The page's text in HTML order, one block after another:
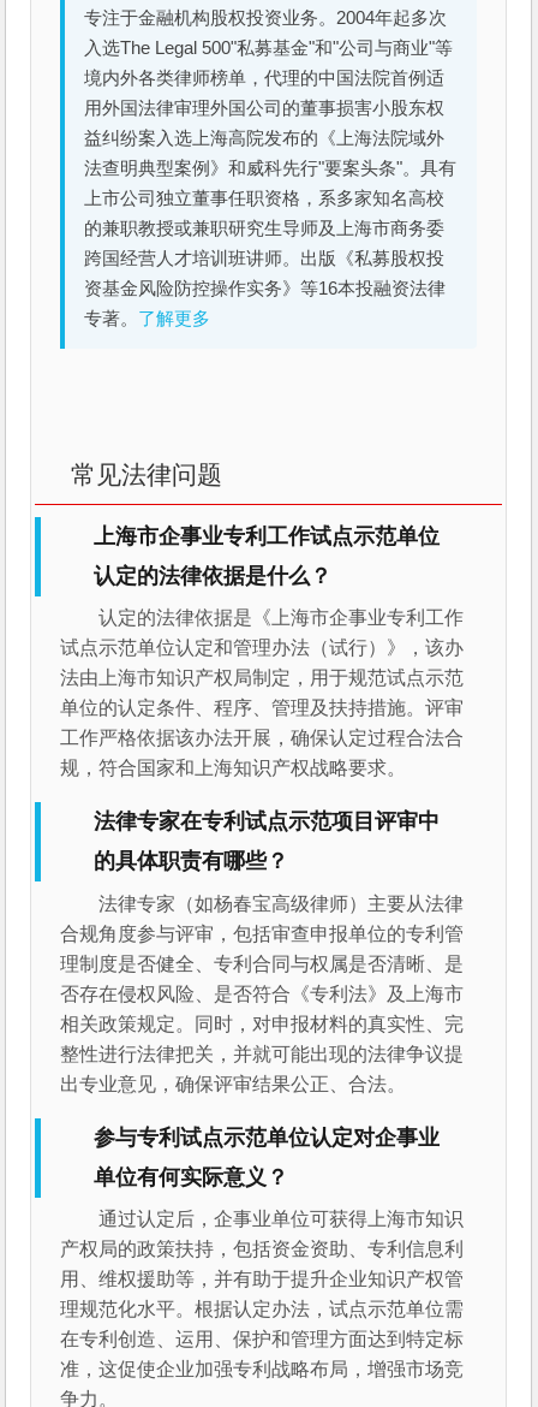
专注于金融机构股权投资业务。2004年起多次
入选The Legal 500"私募基金"和"公司与商业"等
境内外各类律师榜单，代理的中国法院首例适
用外国法律审理外国公司的董事损害小股东权
益纠纷案入选上海高院发布的《上海法院域外
法查明典型案例》和威科先行"要案头条"。具有
上市公司独立董事任职资格，系多家知名高校
的兼职教授或兼职研究生导师及上海市商务委
跨国经营人才培训班讲师。出版《私募股权投
资基金风险防控操作实务》等16本投融资法律
专著。 了解更多
常见法律问题
上海市企事业专利工作试点示范单位
认定的法律依据是什么？
认定的法律依据是《上海市企事业专利工作
试点示范单位认定和管理办法（试行）》，该办
法由上海市知识产权局制定，用于规范试点示范
单位的认定条件、程序、管理及扶持措施。评审
工作严格依据该办法开展，确保认定过程合法合
规，符合国家和上海知识产权战略要求。
法律专家在专利试点示范项目评审中
的具体职责有哪些？
法律专家（如杨春宝高级律师）主要从法律
合规角度参与评审，包括审查申报单位的专利管
理制度是否健全、专利合同与权属是否清晰、是
否存在侵权风险、是否符合《专利法》及上海市
相关政策规定。同时，对申报材料的真实性、完
整性进行法律把关，并就可能出现的法律争议提
出专业意见，确保评审结果公正、合法。
参与专利试点示范单位认定对企事业
单位有何实际意义？
通过认定后，企事业单位可获得上海市知识
产权局的政策扶持，包括资金资助、专利信息利
用、维权援助等，并有助于提升企业知识产权管
理规范化水平。根据认定办法，试点示范单位需
在专利创造、运用、保护和管理方面达到特定标
准，这促使企业加强专利战略布局，增强市场竞
争力。